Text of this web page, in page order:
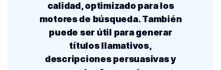
calidad, optimizado para los
motores de búsqueda. También
puede ser útil para generar
títulos llamativos,
descripciones persuasivas y